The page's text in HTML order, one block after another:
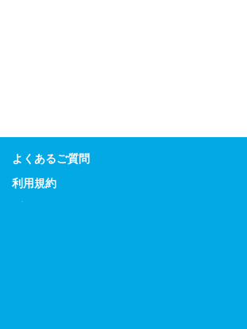
よくあるご質問
利用規約
プライバシーポリシー